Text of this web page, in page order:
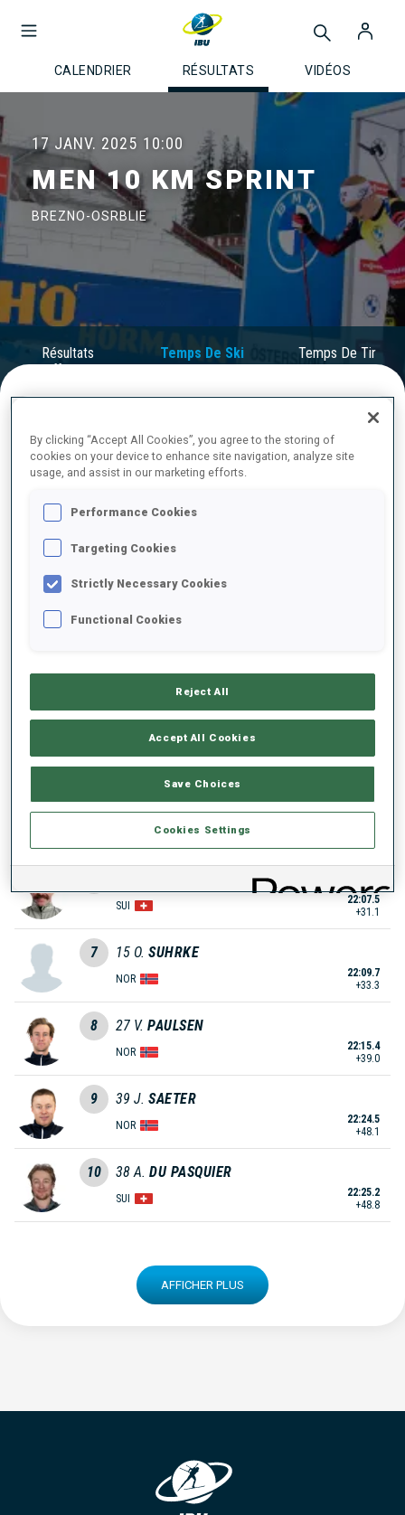
CALENDRIER RÉSULTATS VIDÉOS
17 JANV. 2025 10:00
MEN 10 KM SPRINT
BREZNO-OSRBLIE
Résultats
Officiels
Temps De Ski Temps De Tir
RÉSULTATS FINAUX – TEMPS DE SKI
1 13 I. FREY
2 42 S. BAKKEN
NOR
LOMBARDOT
FRA
21:59.8
+23.4
5 8 F. MUELLAUER
SUI
22:07.5
+31.1
7 15 O. SUHRKE
NOR
22:09.7
+33.3
8 27 V. PAULSEN
NOR
22:15.4
+39.0
9 39 J. SAETER
NOR
22:24.5
+48.1
10 38 A. DU PASQUIER
SUI
22:25.2
+48.8
AFFICHER PLUS
By clicking “Accept All Cookies”, you agree to the storing of
cookies on your device to enhance site navigation, analyze site
usage, and assist in our marketing efforts.
Performance Cookies
Targeting Cookies
Strictly Necessary Cookies
Functional Cookies
Reject All
Accept All Cookies
Save Choices
Cookies Settings